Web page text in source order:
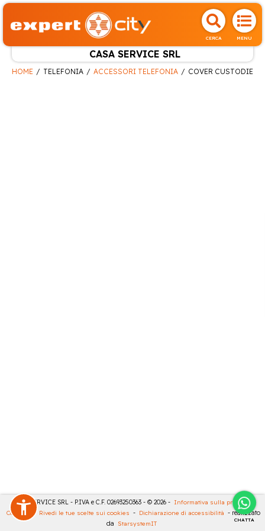
CERCA MENU
CASA SERVICE SRL
CHATTA
HOME TELEFONIA ACCESSORI TELEFONIA COVER CUSTODIE
CASA SERVICE SRL - P.IVA e C.F. 02693250363 - © 2026 - Informativa sulla privacy -
Cookies
- Rivedi le tue scelte sui cookies - Dichiarazione di accessibilità - realizzato
da StarsystemIT